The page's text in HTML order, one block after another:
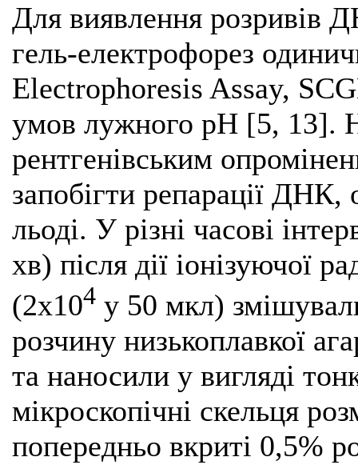
Для виявлення розривів
гель-електрофорез
Electrophoresis Assay,
умов лужного рН [5, 13].
рентгенівським
запобігти репарації
льоді. У різні часові
хв) після дії іонізуючої
(2х104 у 50 мкл)
розчину низькоплавкої
та наносили у вигляді
мікроскопічні скельця
попередньо вкриті 0,5%